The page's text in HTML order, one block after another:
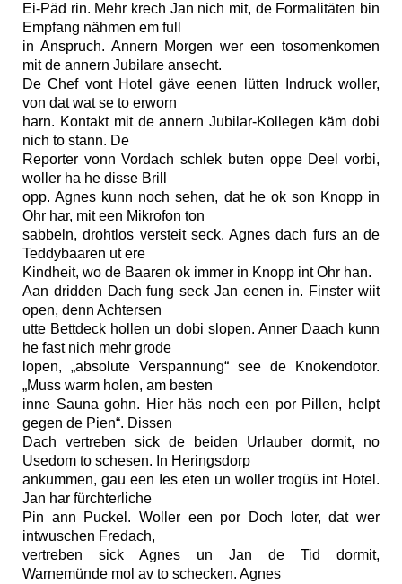
Ei-Päd rin. Mehr krech Jan nich mit, de Formalitäten bin
Empfang nähmen em full
in Anspruch. Annern Morgen wer een tosomenkomen
mit de annern Jubilare ansecht.
De Chef vont Hotel gäve eenen lütten Indruck woller,
von dat wat se to erworn
harn. Kontakt mit de annern Jubilar-Kollegen käm dobi
nich to stann. De
Reporter vonn Vordach schlek buten oppe Deel vorbi,
woller ha he disse Brill
opp. Agnes kunn noch sehen, dat he ok son Knopp in
Ohr har, mit een Mikrofon ton
sabbeln, drohtlos versteit seck. Agnes dach furs an de
Teddybaaren ut ere
Kindheit, wo de Baaren ok immer in Knopp int Ohr han.
Aan dridden Dach fung seck Jan eenen in. Finster wiit
open, denn Achtersen
utte Bettdeck hollen un dobi slopen. Anner Daach kunn
he fast nich mehr grode
lopen, „absolute Verspannung“ see de Knokendotor.
„Muss warm holen, am besten
inne Sauna gohn. Hier häs noch een por Pillen, helpt
gegen de Pien“. Dissen
Dach vertreben sick de beiden Urlauber dormit, no
Usedom to schesen. In Heringsdorp
ankummen, gau een Ies eten un woller trogüs int Hotel.
Jan har fürchterliche
Pin ann Puckel. Woller een por Doch loter, dat wer
intwuschen Fredach,
vertreben sick Agnes un Jan de Tid dormit,
Warnemünde mol av to schecken. Agnes